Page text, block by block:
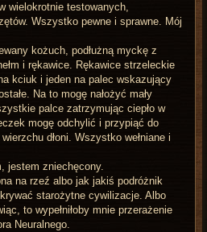
wielokrotnie testowanych,
Wszystko pewne i sprawne. Mój
kożuch, podłużną myckę z
i rękawice. Rękawice strzeleckie
kciuk i jeden na palec wskazujący
Na to mogę nałożyć mały
palce zatrzymując ciepło w
mogę odchylić i przypiąć do
dłoni. Wszystko wełniane i
jestem zniechęcony.
na rzeź albo jak jakiś podróżnik
starożytne cywilizacje. Albo
to wypełniłoby mnie przerażenie
Neuralnego.